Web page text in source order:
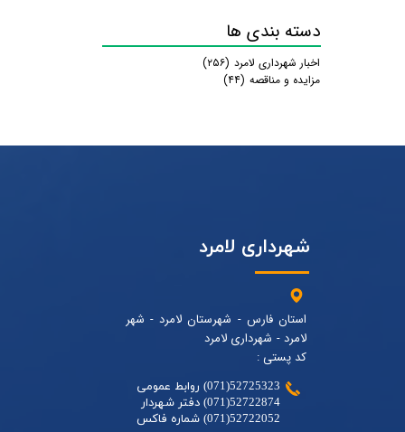
دسته بندی ها
اخبار شهرداری لامرد (۲۵۶)
مزایده و مناقصه (۴۴)
شهرداری لامرد
استان فارس - شهرستان لامرد - شهر
لامرد - شهرداری لامرد
کد پستی :
52725323(071) روابط عمومی
52722874(071) دفتر شهردار
52722052(071) شماره فاکس